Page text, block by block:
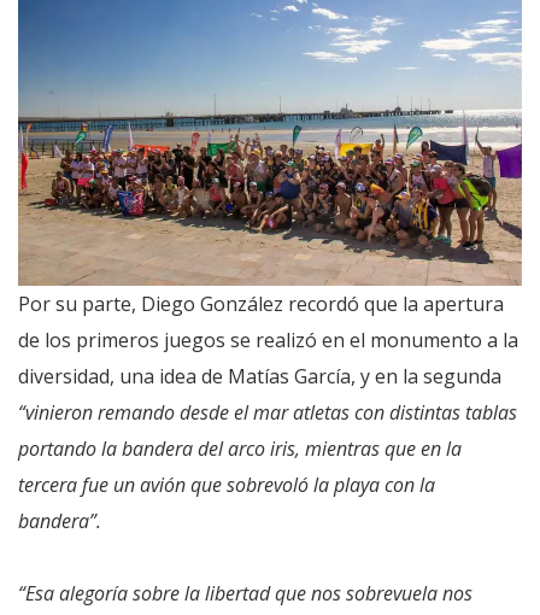
Por su parte, Diego González recordó que la apertura
de los primeros juegos se realizó en el monumento a la
diversidad, una idea de Matías García, y en la segunda
“vinieron remando desde el mar atletas con distintas tablas
portando la bandera del arco iris, mientras que en la
tercera fue un avión que sobrevoló la playa con la
bandera”.
“Esa alegoría sobre la libertad que nos sobrevuela nos